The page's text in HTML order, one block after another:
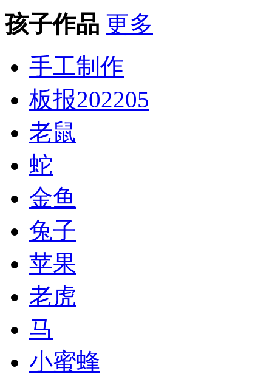
孩子作品 更多
手工制作
板报202205
老鼠
蛇
金鱼
兔子
苹果
老虎
马
小蜜蜂